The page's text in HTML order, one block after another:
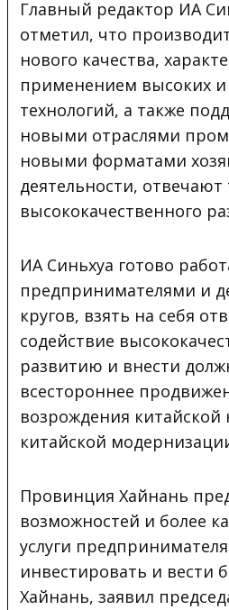
Главный редактор ИА
отметил, что
нового качества,
применением высоких
технологий, а также
новыми отраслями
новыми форматами
деятельности,
высококачественного
ИА Синьхуа готово
предпринимателями и
кругов, взять на себя
содействие
развитию и внести
всестороннее
возрождения
китайской
Провинция Хайнань
возможностей и более
услуги
инвестировать и вести
Хайнань, заявил